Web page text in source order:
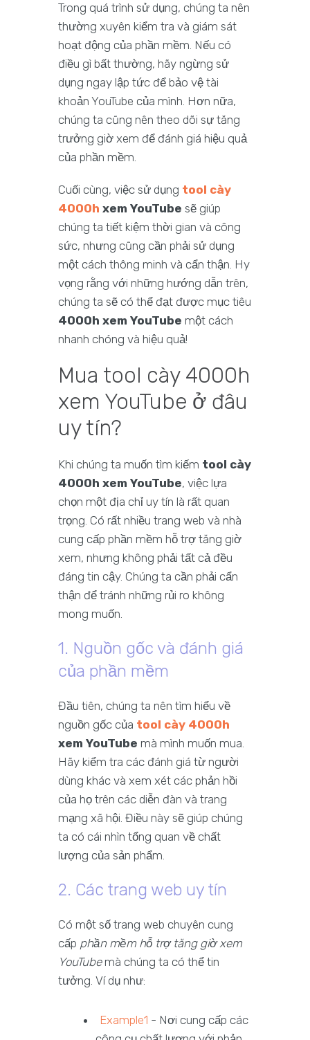
Trong quá trình sử dụng, chúng ta nên
thường xuyên kiểm tra và giám sát
hoạt động của phần mềm. Nếu có
điều gì bất thường, hãy ngừng sử
dụng ngay lập tức để bảo vệ tài
khoản YouTube của mình. Hơn nữa,
chúng ta cũng nên theo dõi sự tăng
trưởng giờ xem để đánh giá hiệu quả
của phần mềm.
Cuối cùng, việc sử dụng tool cày
4000h xem YouTube sẽ giúp
chúng ta tiết kiệm thời gian và công
sức, nhưng cũng cần phải sử dụng
một cách thông minh và cẩn thận. Hy
vọng rằng với những hướng dẫn trên,
chúng ta sẽ có thể đạt được mục tiêu
4000h xem YouTube một cách
nhanh chóng và hiệu quả!
Mua tool cày 4000h
xem YouTube ở đâu
uy tín?
Khi chúng ta muốn tìm kiếm tool cày
4000h xem YouTube, việc lựa
chọn một địa chỉ uy tín là rất quan
trọng. Có rất nhiều trang web và nhà
cung cấp phần mềm hỗ trợ tăng giờ
xem, nhưng không phải tất cả đều
đáng tin cậy. Chúng ta cần phải cẩn
thận để tránh những rủi ro không
mong muốn.
1. Nguồn gốc và đánh giá
của phần mềm
Đầu tiên, chúng ta nên tìm hiểu về
nguồn gốc của tool cày 4000h
xem YouTube mà mình muốn mua.
Hãy kiểm tra các đánh giá từ người
dùng khác và xem xét các phản hồi
của họ trên các diễn đàn và trang
mạng xã hội. Điều này sẽ giúp chúng
ta có cái nhìn tổng quan về chất
lượng của sản phẩm.
2. Các trang web uy tín
Có một số trang web chuyên cung
cấp phần mềm hỗ trợ tăng giờ xem
YouTubemà chúng ta có thể tin
tưởng. Ví dụ như:
Example1 - Nơi cung cấp các